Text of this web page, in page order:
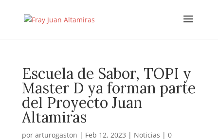
Escuela de Sabor, TOPI y
Master D ya forman parte
del Proyecto Juan
Altamiras
por arturogaston | Feb 12, 2023 | Noticias | 0